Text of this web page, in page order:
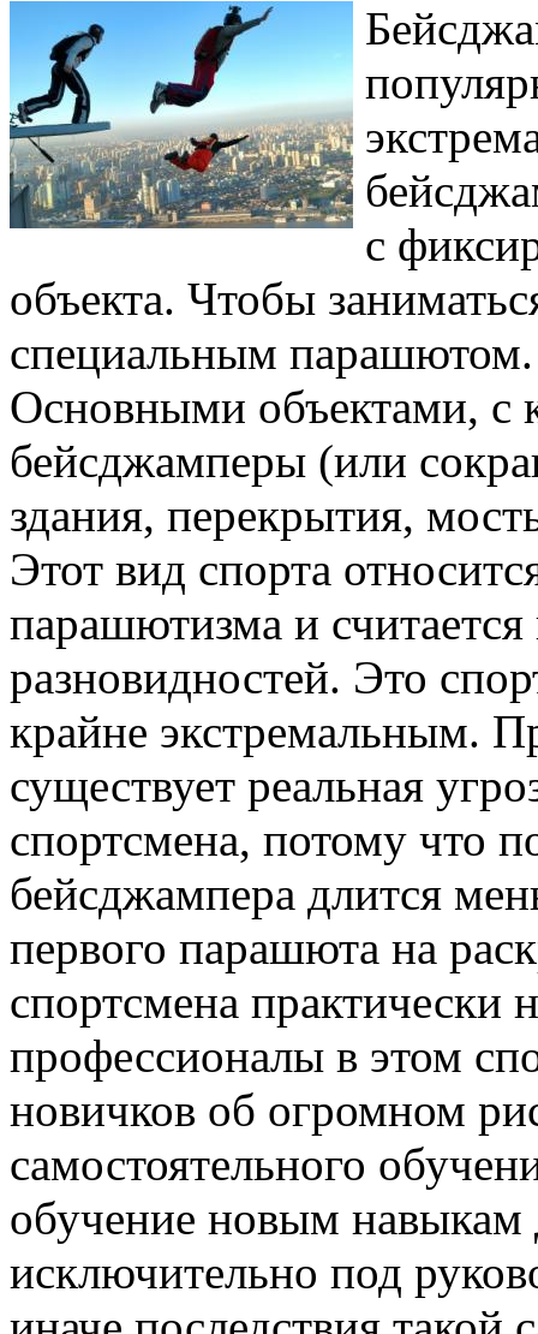
с
объекта. Чтобы
специальным парашютом.
Основными объектами, с
бейсджамперы (или
здания, перекрытия,
Этот вид спорта
парашютизма и
разновидностей. Это
крайне экстремальным.
существует реальная
спортсмена, потому что
бейсджампера длится
первого парашюта на
спортсмена практически
профессионалы в этом
новичков об огромном
самостоятельного
обучение новым
исключительно под